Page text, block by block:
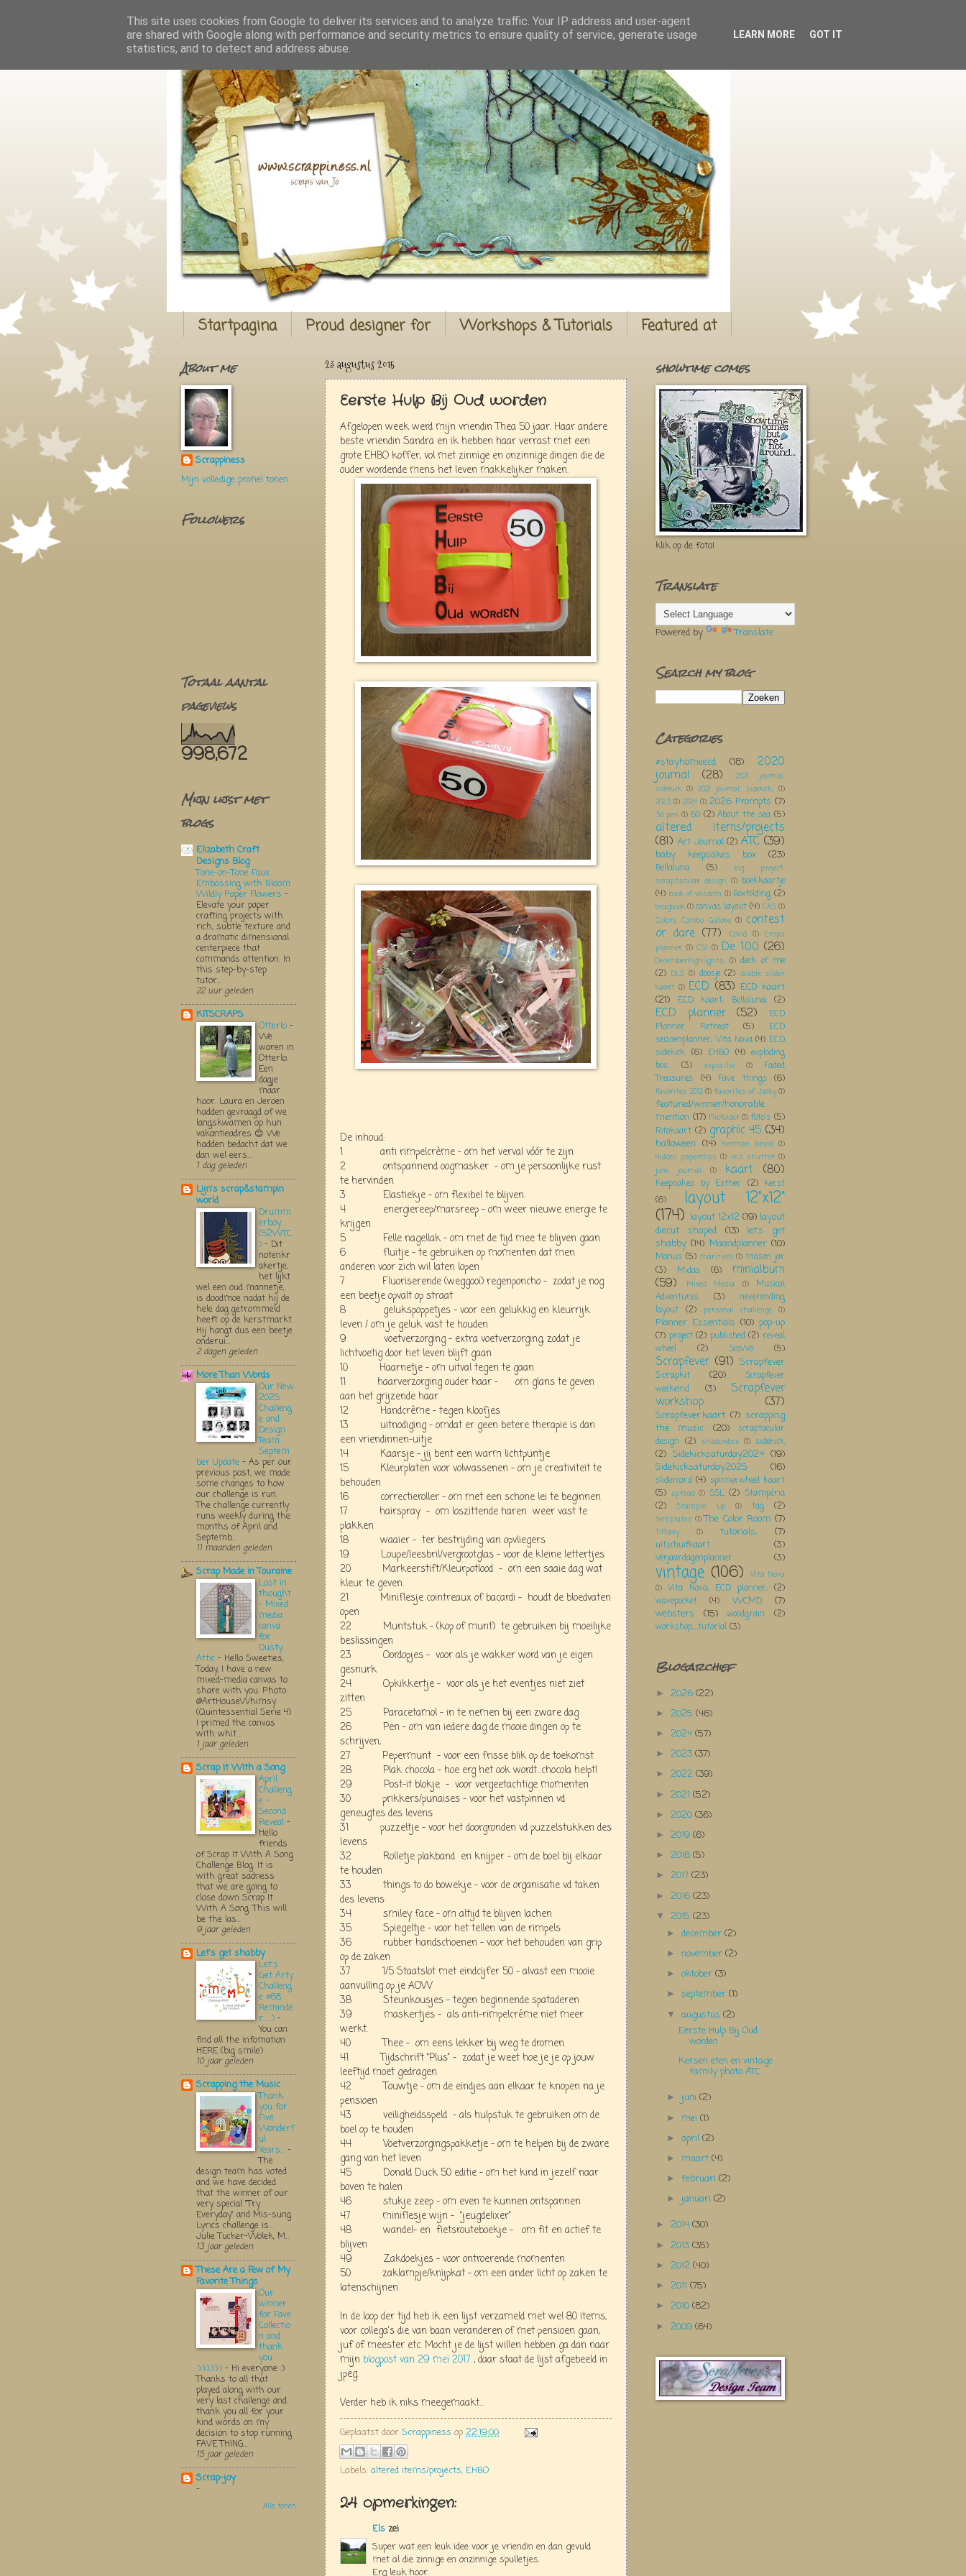
Startpagina Proud designer for Workshops & Tutorials Featured at
23 augustus 2015
Eerste Hulp Bij Oud worden
Afgelopen week werd mijn vriendin Thea 50 jaar. Haar andere
beste vriendin Sandra en ik hebben haar verrast met een
grote EHBO koffer, vol met zinnige en onzinnige dingen die de
ouder wordende mens het leven makkelijker maken.
De inhoud:
1 anti rimpelcrème - om het verval vóór te zijn
2 ontspannend oogmasker - om je persoonlijke rust
te hervinden
3 Elastiekje - om flexibel te blijven.
4 energiereep/marsreep - om weer nieuwe energie te
krijgen
5 Felle nagellak - om met de tijd mee te blijven gaan
6 fluitje - te gebruiken op momenten dat men
anderen voor zich wil laten lopen
7 Fluoriserende (weggooi) regenponcho - zodat je nog
een beetje opvalt op straat
8 gelukspoppetjes - voor een gelukkig en kleurrijk
leven / om je geluk vast te houden
9 voetverzorging - extra voetverzorging, zodat je
lichtvoetig door het leven blijft gaan
10 Haarnetje - om uitval tegen te gaan
11 haarverzorging ouder haar - om glans te geven
aan het grijzende haar
12 Handcrème - tegen kloofjes
13 uitnodiging - omdat er geen betere therapie is dan
een vriendinnen-uitje
14 Kaarsje - jij bent een warm lichtpuntje
15 Kleurplaten voor volwassenen - om je creativiteit te
behouden
16 correctieroller - om met een schone lei te beginnen
17 hairspray - om loszittende haren weer vast te
plakken
18 waaier - ter bestrijding van opvliegers
19 Loupe/leesbril/vergrootglas - voor de kleine lettertjes
20 Markeerstift/Kleurpotlood - om een saaie dag wat
kleur te geven.
21 Miniflesje cointreaux of bacardi - houdt de bloedvaten
open
22 Muntstuk - (kop of munt) te gebruiken bij moeilijke
beslissingen
23 Oordopjes - voor als je wakker word van je eigen
gesnurk
24 Opkikkertje - voor als je het eventjes niet ziet
zitten
25 Paracetamol - in te nemen bij een zware dag
26 Pen - om van iedere dag de mooie dingen op te
schrijven,
27 Pepermunt - voor een frisse blik op de toekomst
28 Plak chocola - hoe erg het ook wordt…chocola helpt!
29 Post-it blokje - voor vergeetachtige momenten
30 prikkers/punaises - voor het vastpinnen vd
geneugtes des levens
31 puzzeltje - voor het doorgronden vd puzzelstukken des
levens
32 Rolletje plakband en knijper - om de boel bij elkaar
te houden
33 things to do bowekje - voor de organisatie vd taken
des levens
34 smiley face - om altijd te blijven lachen
35 Spiegeltje - voor het tellen van de rimpels
36 rubber handschoenen - voor het behouden van grip
op de zaken
37 1/5 Staatslot met eindcijfer 50 - alvast een mooie
aanvulling op je AOW
38 Steunkousjes - tegen beginnende spataderen
39 maskertjes - als anti-rimpelcréme niet meer
werkt.
40 Thee - om eens lekker bij weg te dromen.
41 Tijdschrift “Plus” - zodat je weet hoe je je op jouw
leeftijd moet gedragen
42 Touwtje - om de eindjes aan elkaar te knopen na je
pensioen
43 veiligheidsspeld - als hulpstuk te gebruiken om de
boel op te houden
44 Voetverzorgingspakketje - om te helpen bij de zware
gang van het leven
45 Donald Duck 50 editie - om het kind in jezelf naar
boven te halen
46 stukje zeep - om even te kunnen ontspannen
47 miniflesje wijn - “jeugdelixer"
48 wandel- en fietsrouteboekje - om fit en actief te
blijven
49 Zakdoekjes - voor ontroerende momenten
50 zaklampje/knijpkat - om een ander licht op zaken te
latenschijnen
In de loop der tijd heb ik een lijst verzameld met wel 80 items,
voor collega's die van baan veranderen of met pensioen gaan,
juf of meester etc. Mocht je de lijst willen hebben ga dan naar
mijn blogpost van 29 mei 2017 , daar staat de lijst afgebeeld in
jpeg.
Verder heb ik niks meegemaakt...
Geplaatst door Scrappiness op 22:19:00
Labels: altered items/projects, EHBO
24 opmerkingen:
Els zei
Super wat een leuk idee voor je vriendin en dan gevuld
met al die zinnige en onzinnige spulletjes.
Erg leuk hoor.
About me
Scrappiness
Mijn volledige profiel tonen
Followers
Totaal aantal
pageviews
998,672
Mijn lijst met
blogs
Elizabeth Craft
Designs Blog
Tone-on-Tone Faux
Embossing with Bloom
Wildly Paper Flowers -
Elevate your paper
crafting projects with
rich, subtle texture and
a dramatic dimensional
centerpiece that
commands attention. In
this step-by-step
tutor...
22 uur geleden
KITSCRAPS
Otterlo -
We
waren in
Otterlo.
Een
dagje
maar
hoor. Laura en Jeroen
hadden gevraagd of we
langskwamen op hun
vakantieadres 😊 We
hadden bedacht dat we
dan wel eers...
1 dag geleden
Lijn's scrap&stampin
world
Drumm
erboy....
(52WTC
) - Dit
notenkr
akertje,
het lijkt
wel een oud mannetje,
is doodmoe nadat hij de
hele dag getrommeld
heeft op de kerstmarkt.
Hij hangt dus een beetje
onderui...
2 dagen geleden
More Than Words
Our New
2025
Challeng
e and
Design
Team
Septem
ber Update - As per our
previous post, we made
some changes to how
our challenge is run.
The challenge currently
runs weekly during the
months of April and
Septemb...
11 maanden geleden
Scrap Made in Touraine
Lost in
thought
- Mixed
media
canva
for
Dusty
Attic - Hello Sweeties,
Today, I have a new
mixed-media canvas to
share with you. Photo:
@ArtHouseWhimsy
(Quintessential Serie 4)
I primed the canvas
with whit...
1 jaar geleden
Scrap It With a Song
April
Challeng
e -
Second
Reveal -
Hello
friends
of Scrap It With A Song
Challenge Blog. It is
with great sadness
that we are going to
close down Scrap It
With A Song. This will
be the las...
9 jaar geleden
Let's get shabby
Let's
Get Arty
Challeng
e #68
Reminde
r.....:) -
You can
find all the infomation
HERE (big smile)
10 jaar geleden
Scrapping the Music
Thank
you for
Five
Wonderf
ul
Years... -
The
design team has voted
and we have decided
that the winner of our
very special "Try
Everyday" and Mis-sung
Lyrics challenge is...
Julie Tucker-Wolek, M...
13 jaar geleden
These Are a Few of My
Favorite Things
Our
winner
for Fave
Collectio
n and
thank
you
:):):):):):) - Hi everyone :)
Thanks to all that
played along with our
very last challenge and
thank you all for your
kind words on my
decision to stop running
FAVE THING...
15 jaar geleden
Scrap-joy
-
Alle tonen
showtime comes
klik op de foto!
Translate
Powered by Translate
Search my blog
Categories
#stayhomeecd (18) 2020
journal (28)
2021 journal;
sidekick (1) 2021 journal; sidekick; (1)
2023 (1) 2024 (1) 2026 Prompts (7)
3d pen (1) 60 (2) About the sea (5)
altered items/projects
(81) Art Journal (2) ATC (39)
baby keepsakes box (23)
Bellaluna (5)
big project;
scraptacular design; (1) boekkaartje
(4) book of wisdom (1) Boxfolding (2)
bragbook(1)canvas layout (4) CAS(1)
Colors Combo Galore (1) contest
or dare (77) Covid (1) Crops
planner (1) CSI (1) De 100 (26)
DecemberHighlights; (1) deck of me
(2) DLS (1) doosje (2) double slider
kaart (1) ECD (83) ECD kaart
(21)
ECD kaart; Bellaluna; (2)
ECD planner (52)
ECD
Planner Retreat
(5)
ECD
seizoenplanner; Vita Nova (4) ECD
sidekick (6) EHBO (4) exploding
box;
(3) expositie (1)
Faded
Treasures
(4) Fave things (6)
favorites 2012 (1) favorites of Jacky (1)
featured/winner/honorable
mention (17) Filefolder (1) foto's (5)
Fotokaart (2) graphic 45 (34)
halloween (14) herman brood (1)
Hidden paperclips (1) iris shutter (1)
junk journal
(1) kaart (80)
Keepsakes by Esther (2) kerst
(6)
layout 12"x12"
(174) layout 12x12 (19) layout
diecut shaped
(13)
let's get
shabby (14) Maandplanner (10)
Manus (5) maritiem (1) mason jar
(3)
Midas (6) minialbum
(59) Mixed Media (1)
Musical
Adventures
(3)
neverending
layout (2) personal challenge (1)
Planner Essentials (10) pop-up
(7) project (2) published (2) reveal
wheel
(2) ScoWo (5)
Scrapfever (91) Scrapfever
Scrapkit
(20)
Scrapfever
weekeind
(3) Scrapfever
workshop (37)
Scrapfever;kaart (7) scrapping
the music
(20)
scraptacular
design (2) shadowbox (1) sidekick
(2) Sidekicksaturday2024 (19)
Sidekicksaturday2025
(16)
slidercard (4) spinnerwheel kaart
(5) spread (1) SSL (2) Stampéria
(2)
Stampin' Up (1) tag (2)
templates (1) The Color Room (7)
Tiffany (1) tutorials; (7)
uitschuifkaart
(3)
Verjaardagenplanner
(3)
vintage (106)
Vita Nova
(1) Vita Nova; ECD planner; (2)
wavepocket
(4) WCMD
(7)
websters
(15) woodgrain
(2)
workshop_tutorial (3)
Blogarchief
► 2026 (22)
► 2025 (46)
► 2024 (57)
► 2023 (37)
► 2022 (39)
► 2021 (52)
► 2020 (36)
► 2019 (6)
► 2018 (5)
► 2017 (23)
► 2016 (23)
▼ 2015 (23)
►december(2)
►november(2)
►oktober(3)
►september(1)
▼augustus(2)
Eerste Hulp Bij Oud
worden
Kersen eten en vintage
family photo ATC
► juni(2)
► mei(1)
►april(2)
► maart(4)
►februari(2)
► januari(2)
► 2014 (30)
► 2013 (35)
► 2012 (40)
► 2011 (75)
► 2010 (82)
► 2009 (64)
This site uses cookies from Google to deliver its services and to analyze traffic. Your IP address and user-agent
are shared with Google along with performance and security metrics to ensure quality of service, generate usage
statistics, and to detect and address abuse.
LEARN MORE GOT IT